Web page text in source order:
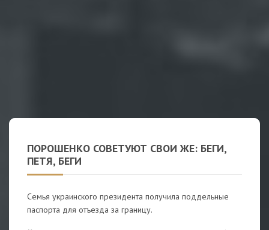
ПОРОШЕНКО СОВЕТУЮТ СВОИ ЖЕ: БЕГИ,
ПЕТЯ, БЕГИ
Семья украинского президента получила поддельные
паспорта для отъезда за границу.